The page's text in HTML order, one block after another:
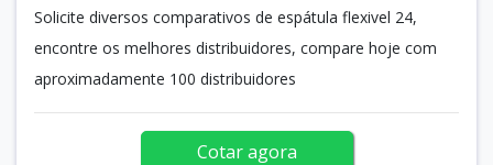
Solicite diversos comparativos de espátula flexivel 24,
encontre os melhores distribuidores, compare hoje com
aproximadamente 100 distribuidores
Cotar agora